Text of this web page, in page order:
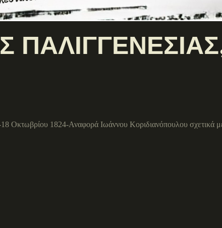
Οκτωβρίου 1824-Αναφορά Ιωάννου Κοριδιανόπουλου σχετικά